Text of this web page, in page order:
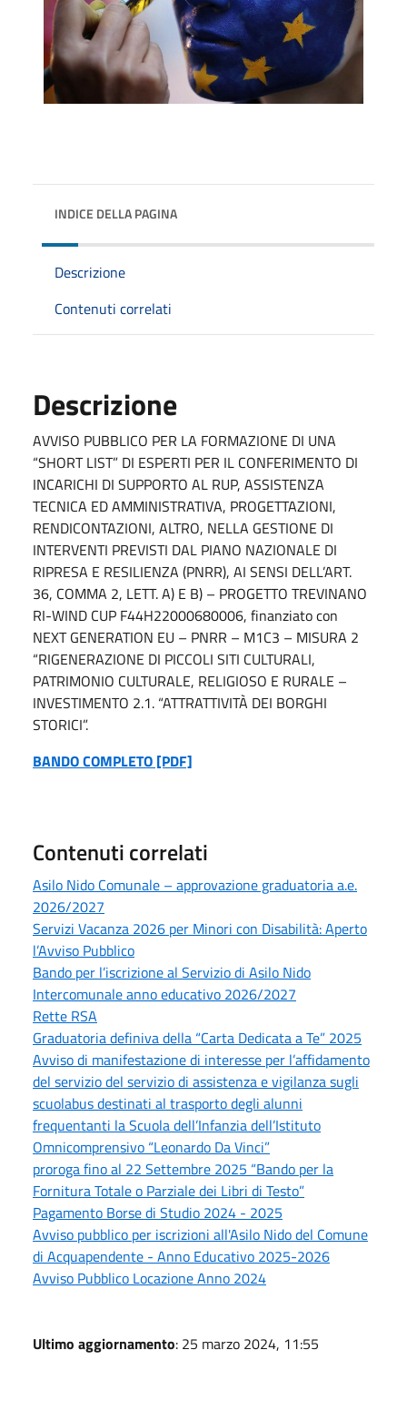
INDICE DELLA PAGINA
Descrizione
Contenuti correlati
Descrizione
AVVISO PUBBLICO PER LA FORMAZIONE DI UNA
“SHORT LIST” DI ESPERTI PER IL CONFERIMENTO DI
INCARICHI DI SUPPORTO AL RUP, ASSISTENZA
TECNICA ED AMMINISTRATIVA, PROGETTAZIONI,
RENDICONTAZIONI, ALTRO, NELLA GESTIONE DI
INTERVENTI PREVISTI DAL PIANO NAZIONALE DI
RIPRESA E RESILIENZA (PNRR), AI SENSI DELL’ART.
36, COMMA 2, LETT. A) E B) – PROGETTO TREVINANO
RI-WIND CUP F44H22000680006, finanziato con
NEXT GENERATION EU – PNRR – M1C3 – MISURA 2
“RIGENERAZIONE DI PICCOLI SITI CULTURALI,
PATRIMONIO CULTURALE, RELIGIOSO E RURALE –
INVESTIMENTO 2.1. “ATTRATTIVITÀ DEI BORGHI
STORICI”.
BANDO COMPLETO [PDF]
Contenuti correlati
Asilo Nido Comunale – approvazione graduatoria a.e.
2026/2027
Servizi Vacanza 2026 per Minori con Disabilità: Aperto
l’Avviso Pubblico
Bando per l’iscrizione al Servizio di Asilo Nido
Intercomunale anno educativo 2026/2027
Rette RSA
Graduatoria definiva della “Carta Dedicata a Te” 2025
Avviso di manifestazione di interesse per l’affidamento
del servizio del servizio di assistenza e vigilanza sugli
scuolabus destinati al trasporto degli alunni
frequentanti la Scuola dell’Infanzia dell’Istituto
Omnicomprensivo “Leonardo Da Vinci”
proroga fino al 22 Settembre 2025 “Bando per la
Fornitura Totale o Parziale dei Libri di Testo”
Pagamento Borse di Studio 2024 - 2025
Avviso pubblico per iscrizioni all'Asilo Nido del Comune
di Acquapendente - Anno Educativo 2025-2026
Avviso Pubblico Locazione Anno 2024
Ultimo aggiornamento: 25 marzo 2024, 11:55